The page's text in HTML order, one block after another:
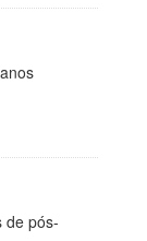
de pós-